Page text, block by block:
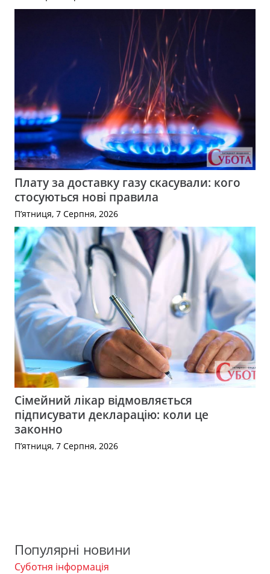
Плату за доставку газу скасували: кого
стосуються нові правила
П’ятниця, 7 Серпня, 2026
Сімейний лікар відмовляється
підписувати декларацію: коли це
законно
П’ятниця, 7 Серпня, 2026
Популярні новини
Суботня інформація